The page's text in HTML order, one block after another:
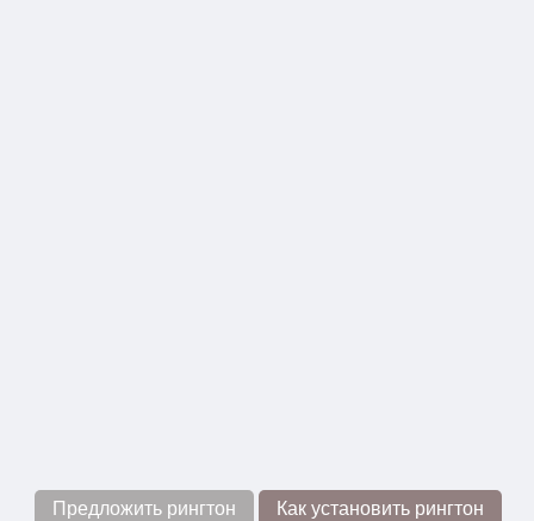
Предложить рингтон Как установить рингтон